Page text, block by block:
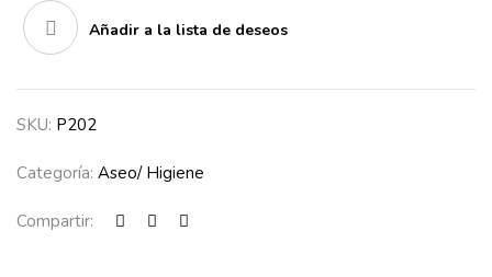
Añadir a la lista de deseos
SKU: P202
Categoría: Aseo/ Higiene
Compartir: